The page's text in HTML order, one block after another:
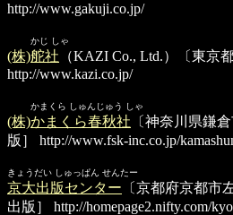
http://www.gakuji.co.jp/
かじ しゃ
(株)舵社 （KAZI Co., Ltd.）〔東京
http://www.kazi.co.jp/
かまくら しゅんじゅう しゃ
(株)かまくら春秋社 〔神奈川県鎌
版］
http://www.fsk-inc.co.jp/
きょうだい しゅっぱん せんたー
京大出版センター 〔京都府京都市
出版］
http://homepage2.nifty.com/